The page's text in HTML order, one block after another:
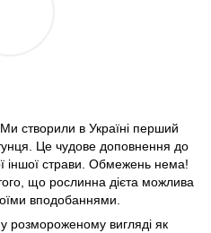
створили в Україні перший
Це чудове доповнення до
іншої страви. Обмежень нема!
що рослинна дієта можлива
вподобаннями.
розмороженому вигляді як